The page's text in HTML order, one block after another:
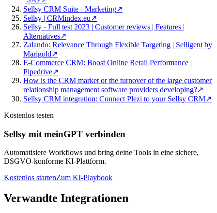
Sellsy CRM Suite - Marketing↗
Sellsy | CRMindex.eu↗
Sellsy - Full test 2023 | Customer reviews | Features |
Alternatives↗
Zalando: Relevance Through Flexible Targeting | Selligent by
Marigold↗
E-Commerce CRM: Boost Online Retail Performance |
Pipedrive↗
How is the CRM market or the turnover of the large customer
relationship management software providers developing?↗
Sellsy CRM integration: Connect Plezi to your Sellsy CRM↗
Kostenlos testen
Sellsy mit meinGPT verbinden
Automatisiere Workflows und bring deine Tools in eine sichere,
DSGVO-konforme KI-Plattform.
Kostenlos startenZum KI-Playbook
Verwandte Integrationen